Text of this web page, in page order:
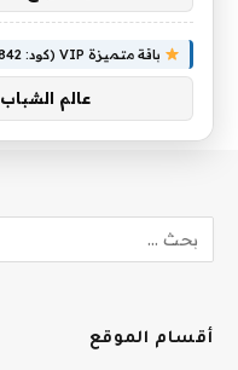
أقسام الموقع
باقة متميزة VIP (كود: AA86842):
عالم الشباب